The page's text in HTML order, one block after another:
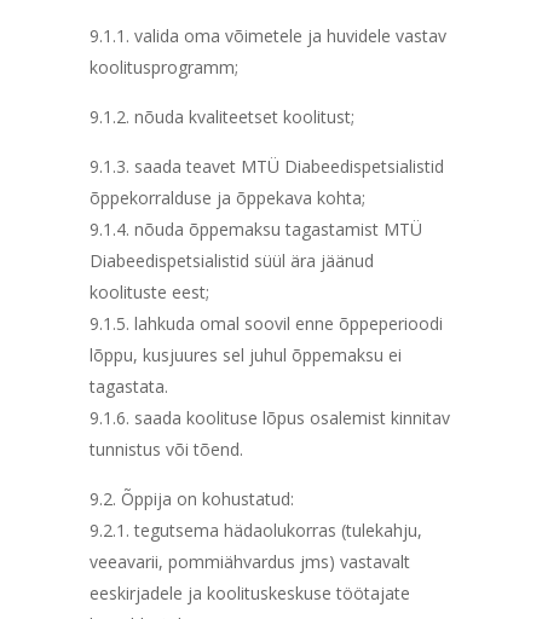
9.1.1. valida oma võimetele ja huvidele vastav
koolitusprogramm;
9.1.2. nõuda kvaliteetset koolitust;
9.1.3. saada teavet MTÜ Diabeedispetsialistid
õppekorralduse ja õppekava kohta;
9.1.4. nõuda õppemaksu tagastamist MTÜ
Diabeedispetsialistid süül ära jäänud
koolituste eest;
9.1.5. lahkuda omal soovil enne õppeperioodi
lõppu, kusjuures sel juhul õppemaksu ei
tagastata.
9.1.6. saada koolituse lõpus osalemist kinnitav
tunnistus või tõend.
9.2. Õppija on kohustatud:
9.2.1. tegutsema hädaolukorras (tulekahju,
veeavarii, pommiähvardus jms) vastavalt
eeskirjadele ja koolituskeskuse töötajate